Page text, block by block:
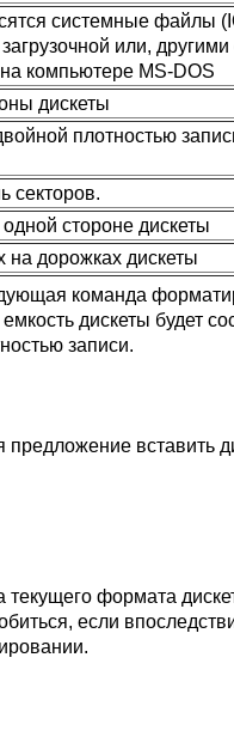
системные файлы
или,
компьютере MS-DOS
дискеты
плотностью
секторов.
стороне дискеты
на дорожках дискеты
команда
дискеты будет
записи.
вставить
формата
если